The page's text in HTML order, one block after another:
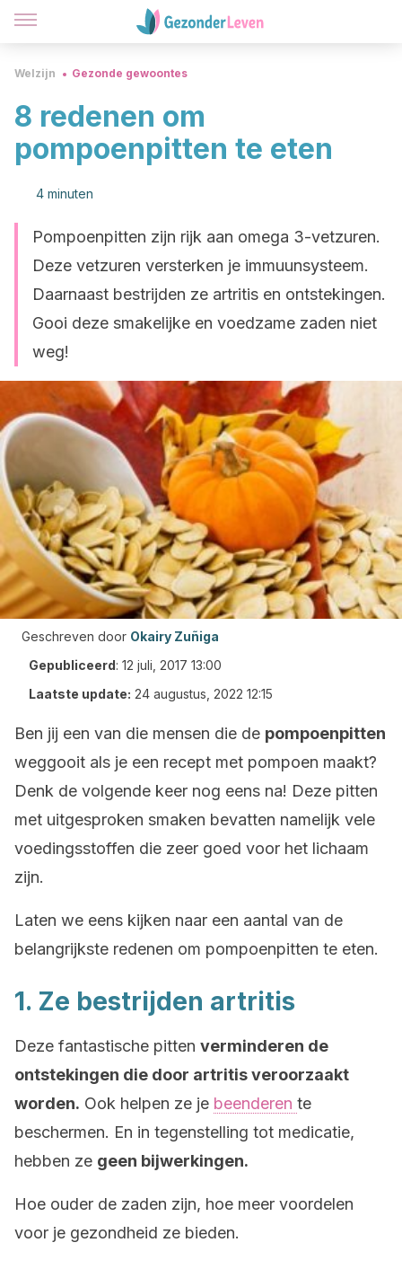
Welzijn Gezonde gewoontes
8 redenen om
pompoenpitten te eten
4 minuten
Pompoenpitten zijn rijk aan omega 3-vetzuren.
Deze vetzuren versterken je immuunsysteem.
Daarnaast bestrijden ze artritis en ontstekingen.
Gooi deze smakelijke en voedzame zaden niet
weg!
Geschreven door Okairy Zuñiga
Gepubliceerd: 12 juli, 2017 13:00
Laatste update: 24 augustus, 2022 12:15
Ben jij een van die mensen die de pompoenpitten
weggooit als je een recept met pompoen maakt?
Denk de volgende keer nog eens na! Deze pitten
met uitgesproken smaken bevatten namelijk vele
voedingsstoffen die zeer goed voor het lichaam
zijn.
Laten we eens kijken naar een aantal van de
belangrijkste redenen om pompoenpitten te eten.
1. Ze bestrijden artritis
Deze fantastische pitten verminderen de
ontstekingen die door artritis veroorzaakt
worden. Ook helpen ze je beenderen te
beschermen. En in tegenstelling tot medicatie,
hebben ze geen bijwerkingen.
Hoe ouder de zaden zijn, hoe meer voordelen
voor je gezondheid ze bieden.